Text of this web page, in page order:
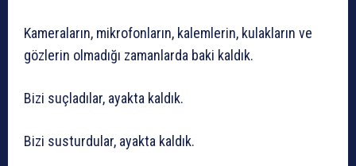
Kameraların, mikrofonların, kalemlerin, kulakların ve
gözlerin olmadığı zamanlarda baki kaldık.
Bizi suçladılar, ayakta kaldık.
Bizi susturdular, ayakta kaldık.